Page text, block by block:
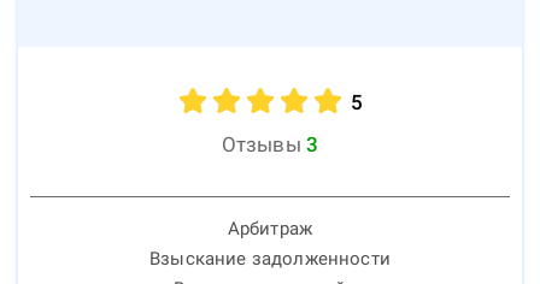
5
Отзывы 3
Арбитраж
Взыскание задолженности